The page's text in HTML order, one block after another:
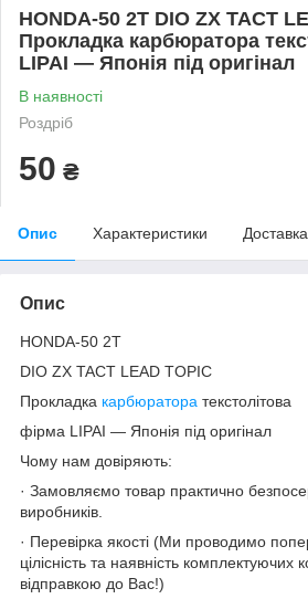
HONDA-50 2T DIO ZX TACT
Прокладка карбюратора
LIPAI — Японія під оригінал
В наявності
Роздріб
50 ₴
Опис Характеристики Доставка
Опис
HONDA-50 2T
DIO ZX TACT LEAD TOPIC
Прокладка карбюратора текстолітова
фірма LIPAI — Японія під оригінал
Чому нам довіряють:
· Замовляємо товар практично
виробників.
· Перевірка якості (Ми проводимо
цілісність та наявність
відправкою до Вас!)